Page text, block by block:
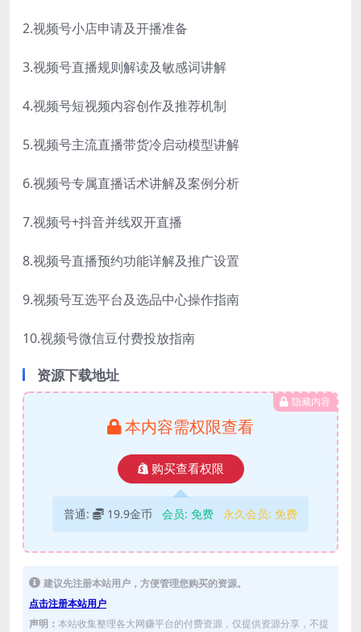
2.视频号小店申请及开播准备
3.视频号直播规则解读及敏感词讲解
4.视频号短视频内容创作及推荐机制
5.视频号主流直播带货冷启动模型讲解
6.视频号专属直播话术讲解及案例分析
7.视频号+抖音并线双开直播
8.视频号直播预约功能详解及推广设置
9.视频号互选平台及选品中心操作指南
10.视频号微信豆付费投放指南
资源下载地址
隐藏内容
本内容需权限查看
购买查看权限
普通: 19.9金币 会员: 免费 永久会员: 免费
建议先注册本站用户，方便管理您购买的资源。
点击注册本站用户
声明： 本站收集整理各大网赚平台的付费资源，仅提供资源分享，不提